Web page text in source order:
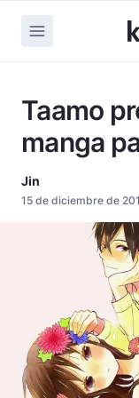
Taamo
manga
Jin
15 de diciembre de